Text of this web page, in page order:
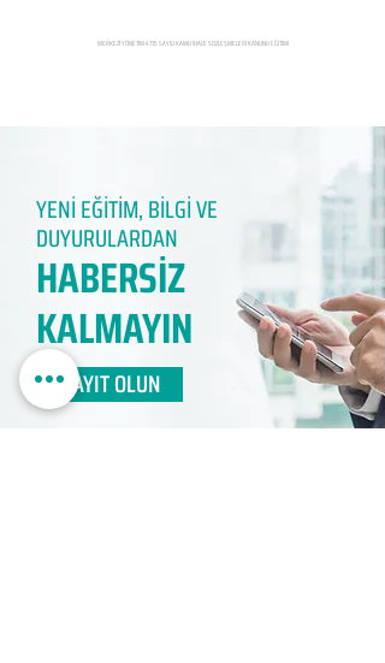
MERKEZİ YÖNETİM 4735 SAYILI KAMU İHALE SÖZLEŞMELERİ KANUNU EĞİTİMİ
YENİ EĞİTİM, BİLGİ VE
DUYURULARDAN
HABERSİZ
KALMAYIN​
KAYIT OLUN